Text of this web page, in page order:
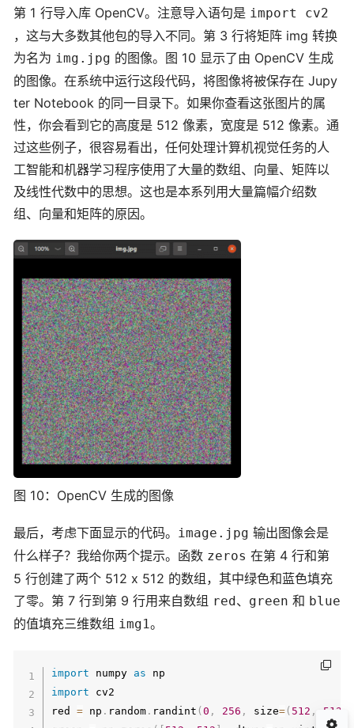
第 1 行导入库 OpenCV。注意导入语句是 import cv2
，这与大多数其他包的导入不同。第 3 行将矩阵 img 转换
为名为 img.jpg 的图像。图 10 显示了由 OpenCV 生成
的图像。在系统中运行这段代码，将图像将被保存在 Jupy
ter Notebook 的同一目录下。如果你查看这张图片的属
性，你会看到它的高度是 512 像素，宽度是 512 像素。通
过这些例子，很容易看出，任何处理计算机视觉任务的人
工智能和机器学习程序使用了大量的数组、向量、矩阵以
及线性代数中的思想。这也是本系列用大量篇幅介绍数
组、向量和矩阵的原因。
图 10：OpenCV 生成的图像
最后，考虑下面显示的代码。 image.jpg 输出图像会是
什么样子？我给你两个提示。函数 zeros 在第 4 行和第
5 行创建了两个 512 x 512 的数组，其中绿色和蓝色填充
了零。第 7 行到第 9 行用来自数组 red、 green 和 blue
的值填充三维数组 img1。
import numpy as
import cv2
red = np . random . randint (0 , 256 , size=( 512 , 512